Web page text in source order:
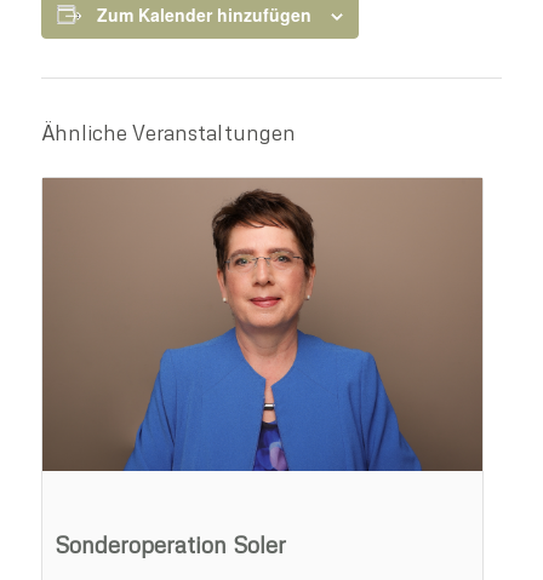
Zum Kalender hinzufügen
Ähnliche Veranstaltungen
Sonderoperation Soler